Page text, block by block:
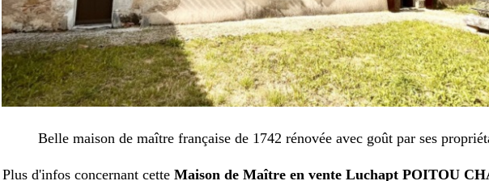
Belle maison de maître française de 1742 rénovée avec goût par ses
Plus d'infos concernant cette Maison de Maître en vente Luchapt POITOU